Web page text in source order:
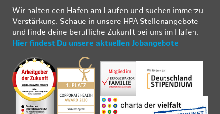
Wir hal­ten den Ha­fen am Lau­fen und su­chen im­mer­zu
Ver­stär­kung. Schau­e in un­se­re HPA Stel­len­an­ge­bo­te
und fin­de deine be­ruf­li­che Zu­kunft bei uns im Ha­fen.
Hier findest Du unsere aktuellen Jobangebote